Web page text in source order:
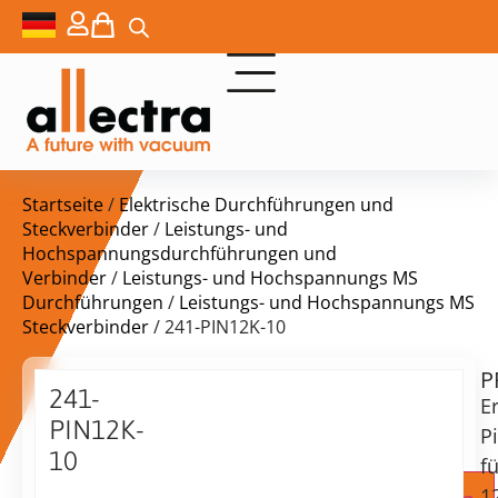
Startseite/ Elektrische Durchführungen und
Steckverbinder/ Leistungs- und
Hochspannungsdurchführungen und
Verbinder/ Leistungs- und Hochspannungs MS
Durchführungen / Leistungs- und Hochspannungs MS
Steckverbinder/ 241-PIN12K-10
241-
PIN12K-
10
auf
Anfrage